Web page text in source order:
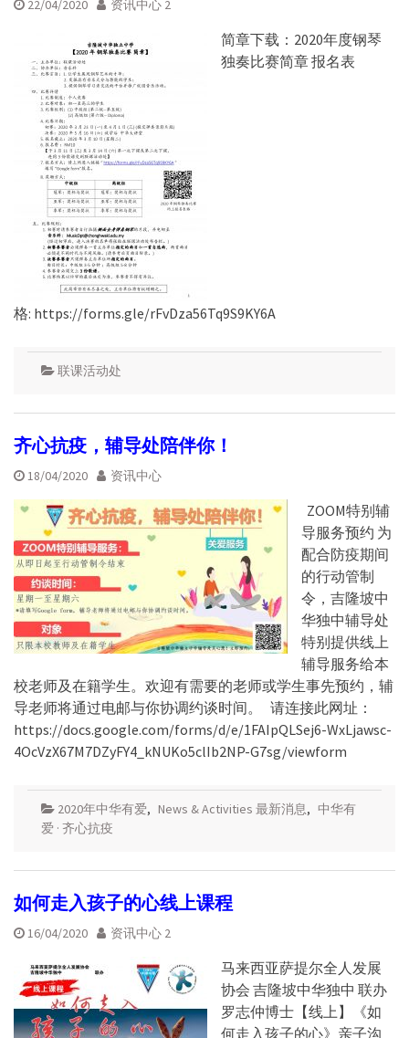
22/04/2020 资讯中心 2
简章下载：2020年度钢琴
独奏比赛简章 报名表
格: https://forms.gle/rFvDza56Tq9S9KY6A
联课活动处
齐心抗疫，辅导处陪伴你！
18/04/2020 资讯中心
ZOOM特别辅
导服务预约 为
配合防疫期间
的行动管制
令，吉隆坡中
华独中辅导处
特别提供线上
辅导服务给本
校老师及在籍学生。欢迎有需要的老师或学生事先预约，辅
导老师将通过电邮与你协调约谈时间。 请连接此网址：
https://docs.google.com/forms/d/e/1FAIpQLSej6-WxLjawsc-
4OcVzX67M7DZyFY4_kNUKo5clIb2NP-G7sg/viewform
2020年中华有爱, News & Activities 最新消息, 中华有
爱 · 齐心抗疫
如何走入孩子的心线上课程
16/04/2020 资讯中心 2
马来西亚萨提尔全人发展
协会 吉隆坡中华独中 联办
罗志仲博士【线上】《如
何走入孩子的心》亲子沟